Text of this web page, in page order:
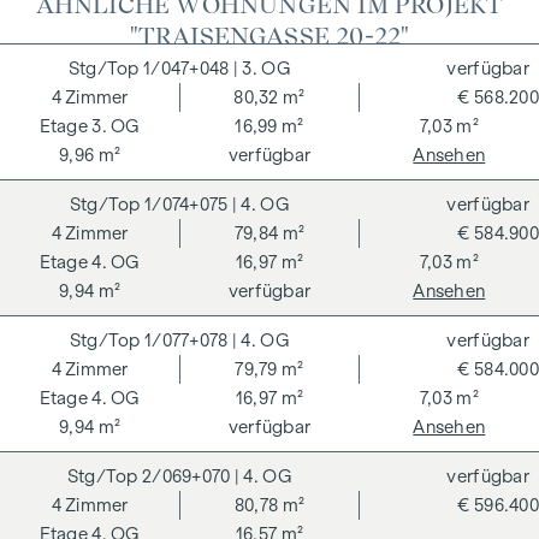
"TRAISENGASSE 20-22"
1/047+048 | 3. OG
3. OG
4Zimmer
80,32 m²
16,99 m²
7,03 m²
9,96 m²
€ 568.200
verfügbar
verfügbar
Ansehen
1/074+075 | 4. OG
4. OG
4Zimmer
79,84 m²
16,97 m²
7,03 m²
9,94 m²
€ 584.900
verfügbar
verfügbar
Ansehen
1/077+078 | 4. OG
4. OG
4Zimmer
79,79 m²
16,97 m²
7,03 m²
9,94 m²
€ 584.000
verfügbar
verfügbar
Ansehen
2/069+070 | 4. OG
4. OG
4Zimmer
80,78 m²
16,57 m²
€ 596.400
verfügbar